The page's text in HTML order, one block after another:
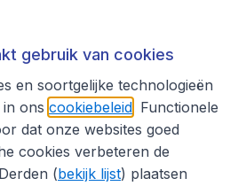
gebruik van cookies
en soortgelijke technologieën
ons cookiebeleid . Functionele
dat onze websites goed
cookies verbeteren de
(bekijk lijst) plaatsen